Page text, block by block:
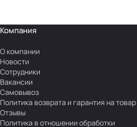
Компания
О компании
Новости
Сотрудники
Вакансии
Самовывоз
Политика возврата и гарантия на товар
Отзывы
Политика в отношении обработки